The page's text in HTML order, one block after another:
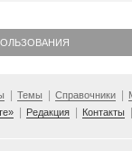
Темы Справочники
Редакция Контакты